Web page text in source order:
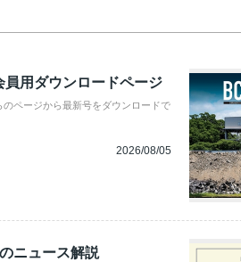
員用ダウンロードページ
ページから最新号をダウンロードで
2026/08/05
ニュース解説